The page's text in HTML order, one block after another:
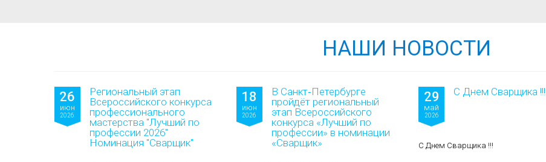
НАШИ НОВОСТИ
26
июн
2026
Региональный этап
Всероссийского конкурса
профессионального
мастерства "Лучший по
профессии 2026"
Номинация "Сварщик"
18
июн
2026
В Санкт‑Петербурге
пройдёт региональный
этап Всероссийского
конкурса «Лучший по
профессии» в номинации
«Сварщик»
29
май
2026
С Днем Сварщика !!!
С Днем Сварщика !!!